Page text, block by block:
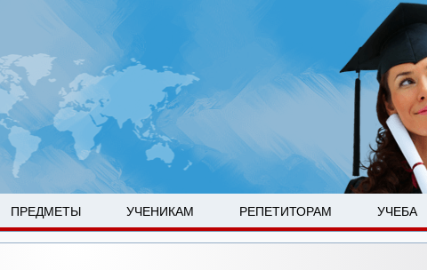
ПРЕДМЕТЫ УЧЕНИКАМ РЕПЕТИТОРАМ УЧЕБА